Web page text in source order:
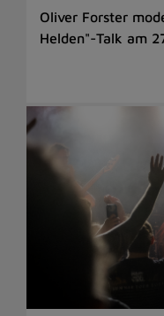
Oliver Forster
Helden"-Talk am